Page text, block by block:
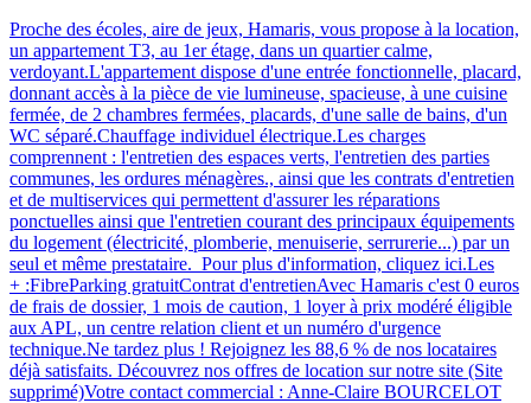
Proche des écoles, aire de jeux, Hamaris, vous propose à la location,
un appartement T3, au 1er étage, dans un quartier calme,
verdoyant.L'appartement dispose d'une entrée fonctionnelle, placard,
donnant accès à la pièce de vie lumineuse, spacieuse, à une cuisine
fermée, de 2 chambres fermées, placards, d'une salle de bains, d'un
WC séparé.Chauffage individuel électrique.Les charges
comprennent : l'entretien des espaces verts, l'entretien des parties
communes, les ordures ménagères., ainsi que les contrats d'entretien
et de multiservices qui permettent d'assurer les réparations
ponctuelles ainsi que l'entretien courant des principaux équipements
du logement (électricité, plomberie, menuiserie, serrurerie...) par un
seul et même prestataire. Pour plus d'information, cliquez ici.Les
+ :FibreParking gratuitContrat d'entretienAvec Hamaris c'est 0 euros
de frais de dossier, 1 mois de caution, 1 loyer à prix modéré éligible
aux APL, un centre relation client et un numéro d'urgence
technique.Ne tardez plus ! Rejoignez les 88,6 % de nos locataires
déjà satisfaits. Découvrez nos offres de location sur notre site (Site
supprimé)Votre contact commercial : Anne-Claire BOURCELOT